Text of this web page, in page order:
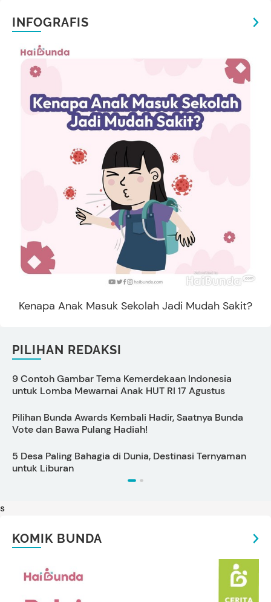
INFOGRAFIS
Kenapa Anak Masuk Sekolah Jadi Mudah Sakit?
PILIHAN REDAKSI
9 Contoh Gambar Tema Kemerdekaan Indonesia
untuk Lomba Mewarnai Anak HUT RI 17 Agustus
Pilihan Bunda Awards Kembali Hadir, Saatnya Bunda
Vote dan Bawa Pulang Hadiah!
5 Desa Paling Bahagia di Dunia, Destinasi Ternyaman
untuk Liburan
s
KOMIK BUNDA